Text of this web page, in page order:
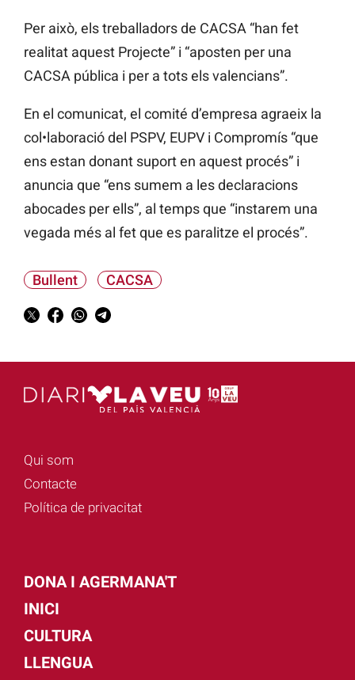
Per això, els treballadors de CACSA “han fet
realitat aquest Projecte” i “aposten per una
CACSA pública i per a tots els valencians”.
En el comunicat, el comité d’empresa agraeix la
col•laboració del PSPV, EUPV i Compromís “que
ens estan donant suport en aquest procés” i
anuncia que “ens sumem a les declaracions
abocades per ells”, al temps que “instarem una
vegada més al fet que es paralitze el procés”.
Bullent CACSA
Qui som
Contacte
Política de privacitat
DONA I AGERMANA'T
INICI
CULTURA
LLENGUA